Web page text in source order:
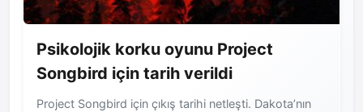
Psikolojik korku oyunu Project
Songbird için tarih verildi
Project Songbird için çıkış tarihi netleşti. Dakota’nın